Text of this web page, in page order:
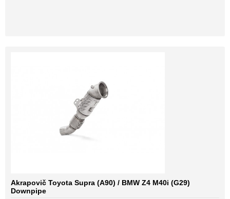
Akrapovič Toyota Supra (A90) / BMW Z4 M40i (G29)
Downpipe